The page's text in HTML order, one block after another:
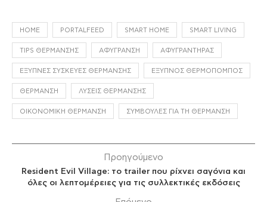
HOME PORTALFEED SMART HOME SMART LIVING
TIPS ΘΈΡΜΑΝΣΗΣ ΑΦΎΓΡΑΝΣΗ ΑΦΥΓΡΑΝΤΉΡΑΣ
ΈΞΥΠΝΕΣ ΣΥΣΚΕΥΈΣ ΘΈΡΜΑΝΣΗΣ ΈΞΥΠΝΟΣ ΘΕΡΜΟΠΟΜΠΌΣ
ΘΈΡΜΑΝΣΗ ΛΎΣΕΙΣ ΘΈΡΜΑΝΣΗΣ
ΟΙΚΟΝΟΜΙΚΉ ΘΈΡΜΑΝΣΗ ΣΥΜΒΟΥΛΈΣ ΓΙΑ ΤΗ ΘΈΡΜΑΝΣΗ
Προηγούμενο
Resident Evil Village: το trailer που ρίχνει σαγόνια και
όλες οι λεπτομέρειες για τις συλλεκτικές εκδόσεις